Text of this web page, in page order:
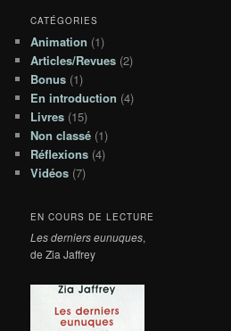
CATÉGORIES
Animation (1)
Articles/Revues (2)
Bonus (1)
En introduction (4)
Livres (15)
Non classé (1)
Réflexions (4)
Vidéos (7)
EN COURS DE LECTURE
Les derniers eunuques,
de Zia Jaffrey